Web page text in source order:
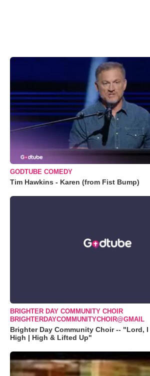
GODTUBE COMEDY
Tim Hawkins - Karen (from Fist Bump)
BRIGHTER DAY COMMUNITY CHOIR
BRIGHTERDAYCOMMUNITYCHOIR@GMAIL
Brighter Day Community Choir -- "Lord,
High | High & Lifted Up"